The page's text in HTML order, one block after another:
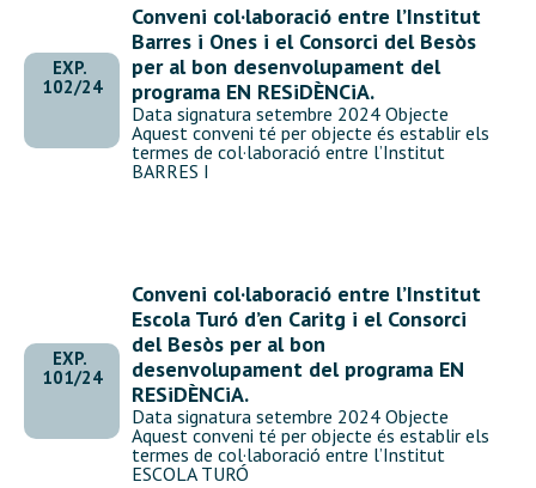
EXP.
102/24
Conveni col·laboració entre l’Institut
Barres i Ones i el Consorci del Besòs
per al bon desenvolupament del
programa EN RESiDÈNCiA.
Data signatura setembre 2024 Objecte
Aquest conveni té per objecte és establir els
termes de col·laboració entre l’Institut
BARRES I
EXP.
101/24
Conveni col·laboració entre l’Institut
Escola Turó d’en Caritg i el Consorci
del Besòs per al bon
desenvolupament del programa EN
RESiDÈNCiA.
Data signatura setembre 2024 Objecte
Aquest conveni té per objecte és establir els
termes de col·laboració entre l’Institut
ESCOLA TURÓ